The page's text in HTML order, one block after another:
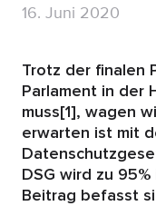
16. Juni 2020
Trotz der finalen
Parlament in der
muss[1], wagen
erwarten ist mit
DSG wird zu
Beitrag befasst